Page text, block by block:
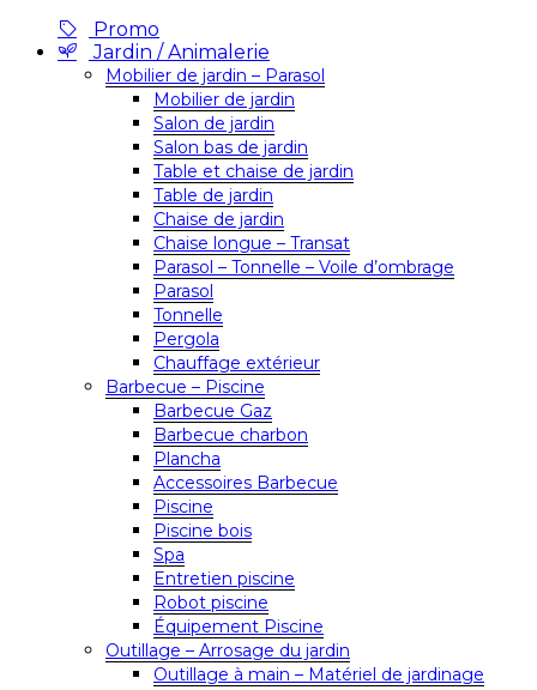
Promo
Jardin / Animalerie
Mobilier de jardin – Parasol
Mobilier de jardin
Salon de jardin
Salon bas de jardin
Table et chaise de jardin
Table de jardin
Chaise de jardin
Chaise longue – Transat
Parasol – Tonnelle – Voile d’ombrage
Parasol
Tonnelle
Pergola
Chauffage extérieur
Barbecue – Piscine
Barbecue Gaz
Barbecue charbon
Plancha
Accessoires Barbecue
Piscine
Piscine bois
Spa
Entretien piscine
Robot piscine
Équipement Piscine
Outillage – Arrosage du jardin
Outillage à main – Matériel de jardinage